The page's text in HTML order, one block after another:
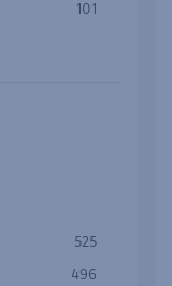
101
525
496